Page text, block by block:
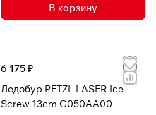
В корзину
6 175 ₽
Ледобур PETZL LASER Ice
Screw 13cm G050AA00